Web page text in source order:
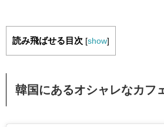
読み飛ばせる目次 [show]
韓国にあるオシャレなカフ